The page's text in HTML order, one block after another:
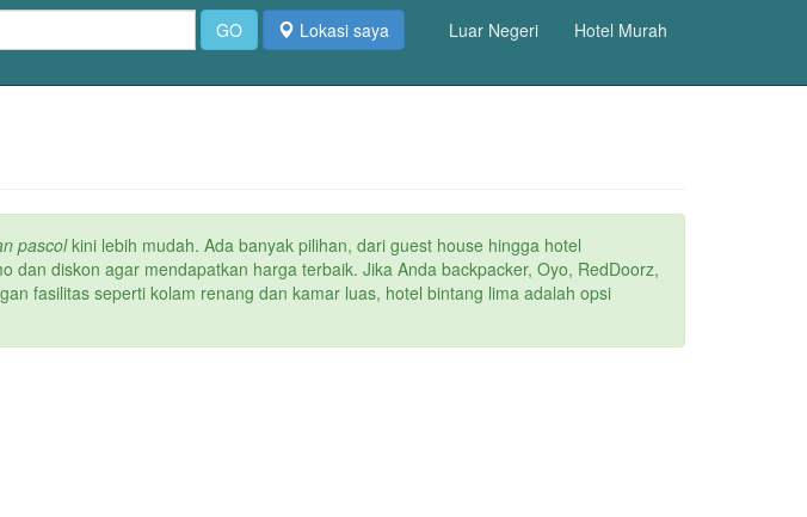
GO Lokasi saya Luar Negeri Hotel Murah
pascolkini lebih mudah. Ada banyak pilihan, dari guest house hingga hotel
diskon agar mendapatkan harga terbaik. Jika Anda backpacker, Oyo, RedDoorz,
fasilitas seperti kolam renang dan kamar luas, hotel bintang lima adalah opsi